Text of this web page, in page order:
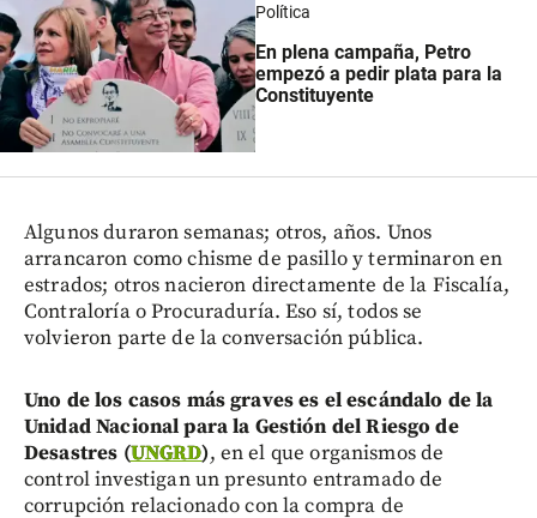
Política
En plena campaña, Petro
empezó a pedir plata para la
Constituyente
Algunos duraron semanas; otros, años. Unos
arrancaron como chisme de pasillo y terminaron en
estrados; otros nacieron directamente de la Fiscalía,
Contraloría o Procuraduría. Eso sí, todos se
volvieron parte de la conversación pública.
Uno de los casos más graves es el escándalo de la
Unidad Nacional para la Gestión del Riesgo de
Desastres (UNGRD), en el que organismos de
control investigan un presunto entramado de
corrupción relacionado con la compra de